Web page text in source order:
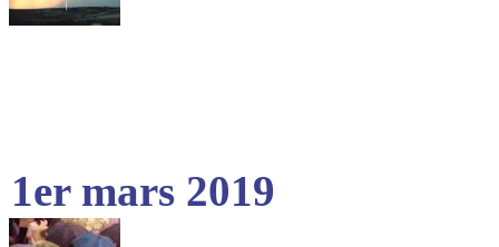
1er mars 2019